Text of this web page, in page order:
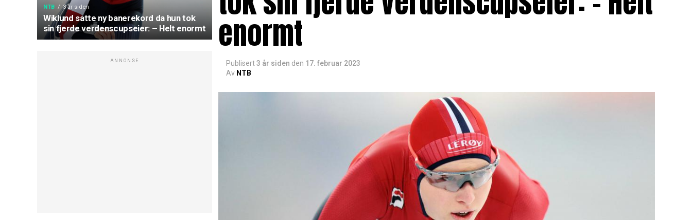
NTB 3 år siden
Wiklund satte ny banerekord da hun tok
sin fjerde verdenscupseier: – Helt enormt
ANNONSE
enormt
Publisert3 år siden den 17. februar 2023
Av NTB